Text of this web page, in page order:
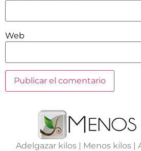
Web
Adelgazar kilos | Menos kilos |